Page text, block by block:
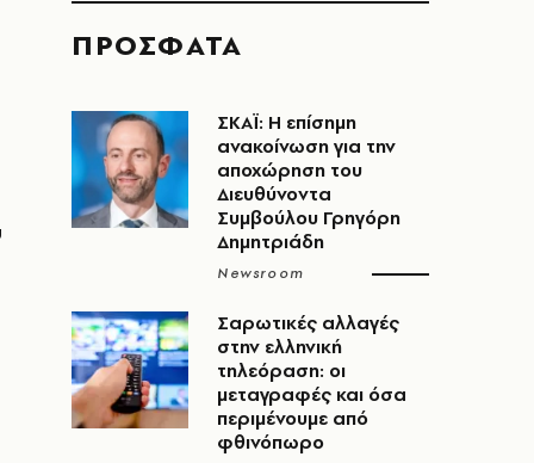
ΠΡΟΣΦΑΤΑ
ΣΚΑΪ: Η επίσημη
ανακοίνωση για την
αποχώρηση του
Διευθύνοντα
Συμβούλου Γρηγόρη
Δημητριάδη
Newsroom
Σαρωτικές αλλαγές
στην ελληνική
τηλεόραση: οι
μεταγραφές και όσα
περιμένουμε από
φθινόπωρο